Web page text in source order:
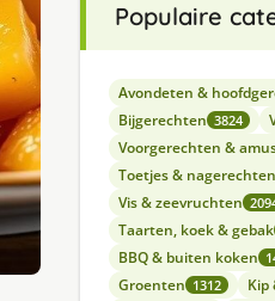
Populaire
Avondeten &
Bijgerechten 3824
Voorgerechten &
Toetjes & nagerechten
Vis & zeevruchten
Taarten, koek & gebak
BBQ & buiten koken
Groenten 1312 Kip